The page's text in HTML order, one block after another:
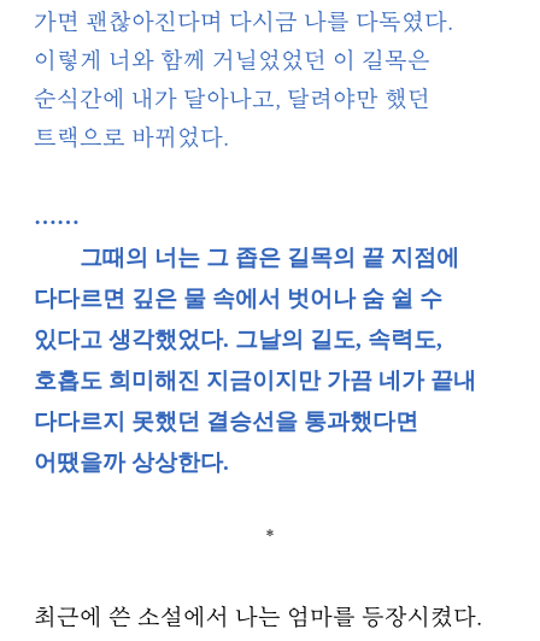
가면 괜찮아진다며 다시금 나를 다독였다.
이렇게 너와 함께 거닐었었던 이 길목은
순식간에 내가 달아나고, 달려야만 했던
트랙으로 바뀌었다.
……
그때의 너는 그 좁은 길목의 끝 지점에
다다르면 깊은 물 속에서 벗어나 숨 쉴 수
있다고 생각했었다. 그날의 길도, 속력도,
호흡도 희미해진 지금이지만 가끔 네가 끝내
다다르지 못했던 결승선을 통과했다면
어땠을까 상상한다.
*
최근에 쓴 소설에서 나는 엄마를 등장시켰다.